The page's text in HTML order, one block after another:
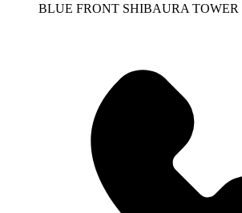
BLUE FRONT SHIBAURA TOWER